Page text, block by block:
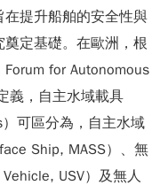
提升船舶的安全性與
定基礎。在歐洲，根
for Autonomous
義，自主水域載具
可區分為，自主水域
Ship, MASS）、無
USV）及無人